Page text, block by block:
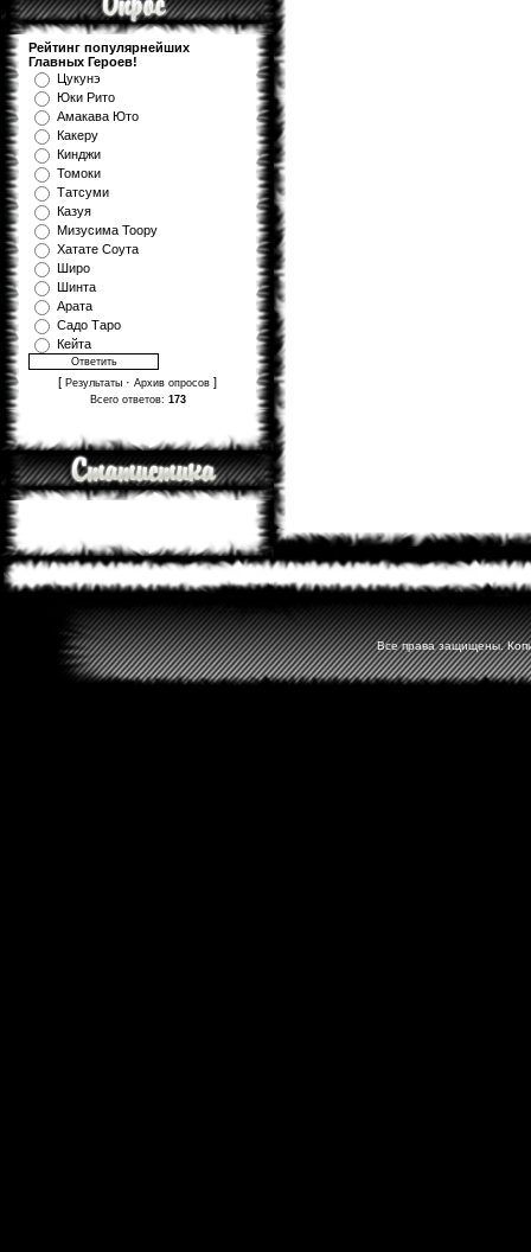
Рейтинг популярнейших
Главных Героев!
Цукунэ
Юки Рито
Амакава Юто
Какеру
Кинджи
Томоки
Татсуми
Казуя
Мизуcима Тоору
Хатате Соута
Широ
Шинта
Арата
Садо Таро
Кейта
[ Результаты · Архив опросов ]
Всего ответов: 173
Все права защищены.